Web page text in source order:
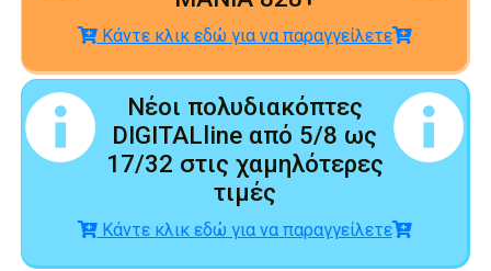
Κάντε κλικ εδώ για να παραγγείλετε
Νέοι πολυδιακόπτες
DIGITALline από 5/8 ως
17/32 στις χαμηλότερες
τιμές
Κάντε κλικ εδώ για να παραγγείλετε